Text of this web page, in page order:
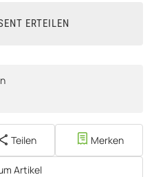
ERTEILEN
Teilen Merken
Artikel